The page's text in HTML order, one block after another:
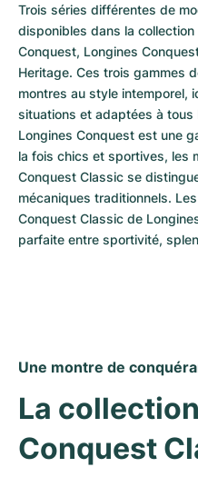
Trois séries différentes de
disponibles dans la collection
Conquest, Longines
Heritage. Ces trois gammes
montres au style intemporel,
situations et adaptées à tous
Longines Conquest est une
la fois chics et sportives, les
Conquest Classic se
mécaniques traditionnels.
Conquest Classic de
parfaite entre sportivité,
Une montre de
La
Conquest